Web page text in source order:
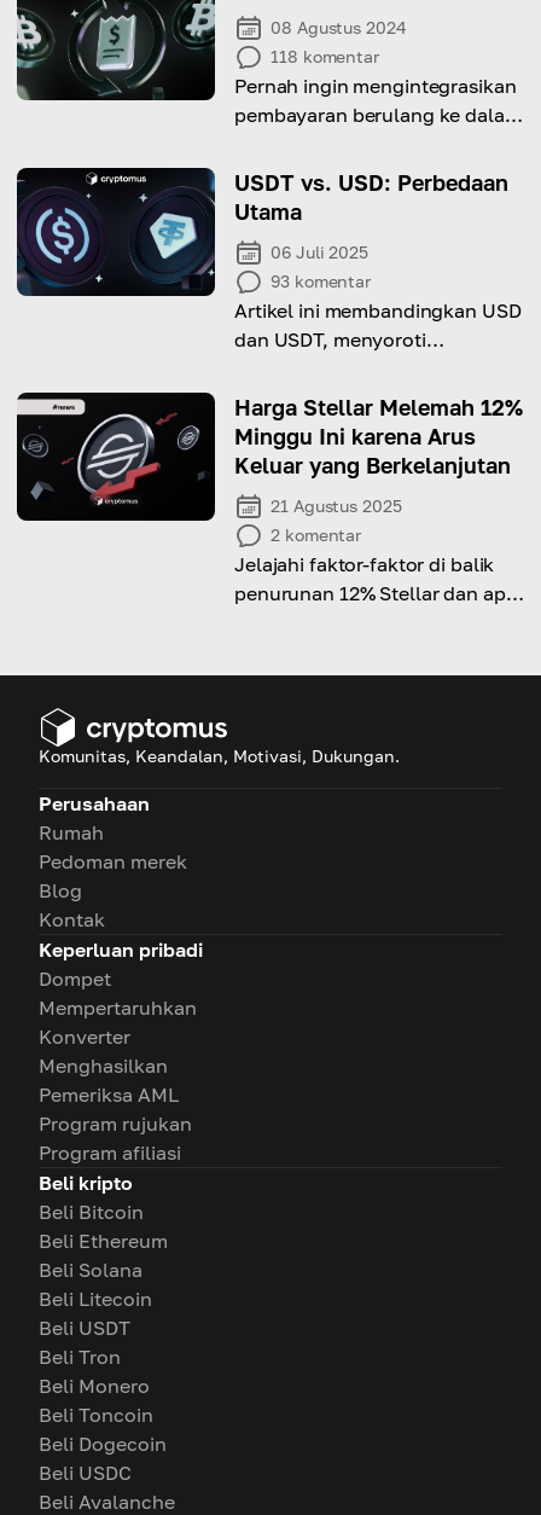
08 Agustus 2024
118 komentar
Pernah ingin mengintegrasikan
pembayaran berulang ke dalam
kami menyediakan semua
informasi yang perlu Anda
USDT vs. USD: Perbedaan
Utama
06 Juli 2025
93 komentar
Artikel ini membandingkan USD
dan USDT, menyoroti
regulasi, dan penggunaannya.
Harga Stellar Melemah 12%
Minggu Ini karena Arus
Keluar yang Berkelanjutan
21 Agustus 2025
2 komentar
Jelajahi faktor-faktor di balik
penurunan 12% Stellar dan apa
Komunitas, Keandalan, Motivasi, Dukungan.
Perusahaan
Rumah
Pedoman merek
Blog
Kontak
Keperluan pribadi
Dompet
Mempertaruhkan
Konverter
Menghasilkan
Pemeriksa AML
Program rujukan
Program afiliasi
Beli kripto
Beli Bitcoin
Beli Ethereum
Beli Solana
Beli Litecoin
Beli USDT
Beli Tron
Beli Monero
Beli Toncoin
Beli Dogecoin
Beli USDC
Beli Avalanche